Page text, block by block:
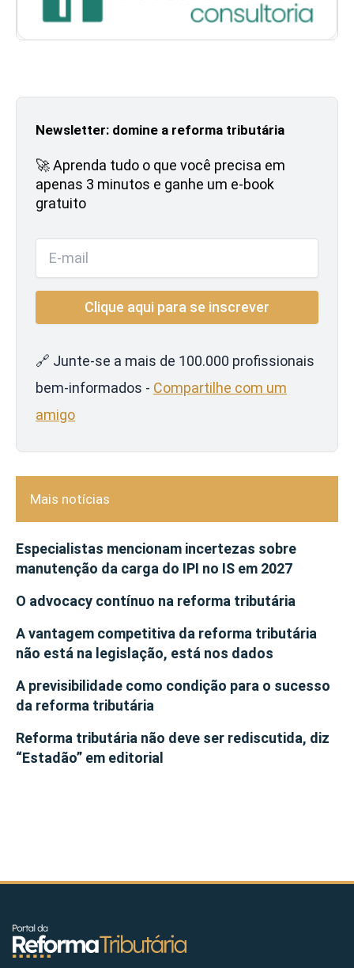
Newsletter: domine a reforma tributária
🚀 Aprenda tudo o que você precisa em
apenas 3 minutos e ganhe um e-book
gratuito
🔗 Junte-se a mais de 100.000 profissionais
bem-informados - Compartilhe com um
amigo
Mais notícias
Especialistas mencionam incertezas sobre
manutenção da carga do IPI no IS em 2027
O advocacy contínuo na reforma tributária
A vantagem competitiva da reforma tributária
não está na legislação, está nos dados
A previsibilidade como condição para o sucesso
da reforma tributária
Reforma tributária não deve ser rediscutida, diz
“Estadão” em editorial